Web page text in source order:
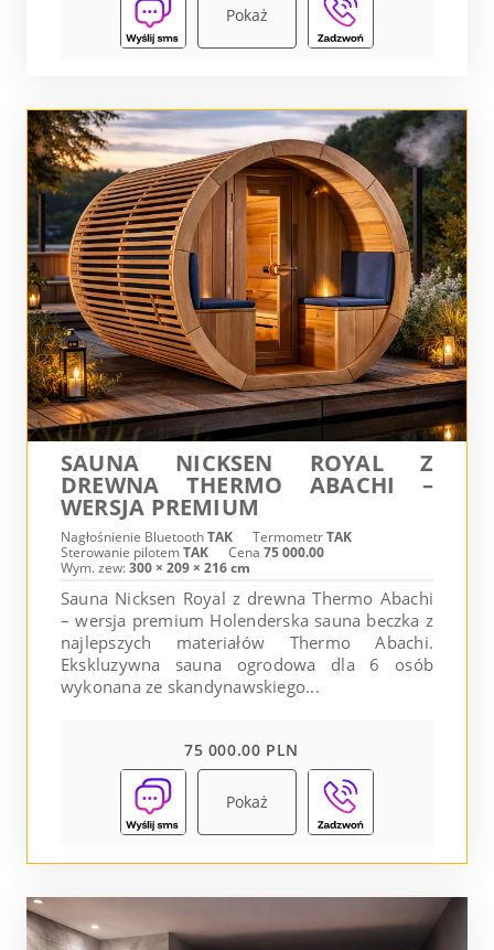
Pokaż
SAUNA NICKSEN ROYAL Z
DREWNA THERMO ABACHI –
WERSJA PREMIUM
Nagłośnienie BluetoothTAK TermometrTAK
Sterowanie pilotemTAK Cena 75 000.00
Wym. zew:300 × 209 × 216 cm
Sauna Nicksen Royal z drewna Thermo Abachi
– wersja premium Holenderska sauna beczka z
najlepszych materiałów Thermo Abachi.
Ekskluzywna sauna ogrodowa dla 6 osób
wykonana ze skandynawskiego...
75 000.00 PLN
Pokaż